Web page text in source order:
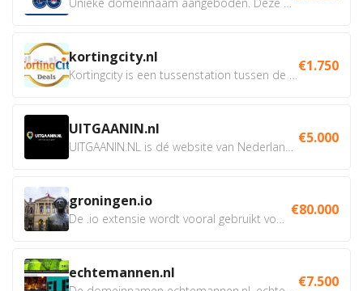
kortingcity.nl €1.750
UITGAANIN.nl €5.000
groningen.io €80.000
echtemannen.nl €7.500